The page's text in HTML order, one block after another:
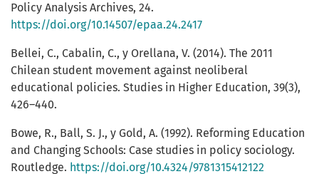
Policy Analysis Archives, 24.
https://doi.org/10.14507/epaa.24.2417
Bellei, C., Cabalin, C., y Orellana, V. (2014). The 2011
Chilean student movement against neoliberal
educational policies. Studies in Higher Education, 39(3),
426–440.
Bowe, R., Ball, S. J., y Gold, A. (1992). Reforming Education
and Changing Schools: Case studies in policy sociology.
Routledge. https://doi.org/10.4324/9781315412122